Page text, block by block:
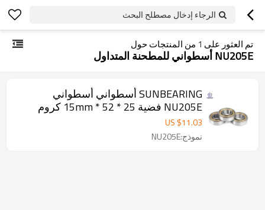
الرجاء إدخال مصطلح البحث
تم العثور على 1 من المنتجات حول
NU205E أسطواني للمطحنة المتداول
SUNBEARING أسطواني أسطواني
NU205E فضية 25 * 52 * 15mm كروم
فولاذ GCR15US $11.03
نموذج:NU205E